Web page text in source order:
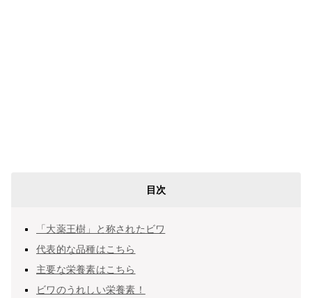
目次
「大薬王樹」と称されたビワ
代表的な品種はこちら
主要な栄養素はこちら
ビワのうれしい栄養素！